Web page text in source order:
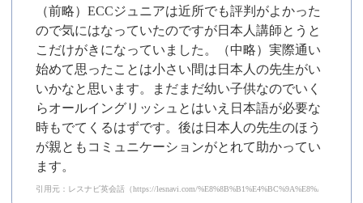
（前略）ECCジュニアは近所でも評判がよかった
ので気にはなっていたのですが日本人講師とうと
こだけがきになっていました。（中略）実際通い
始めて思ったことは小さい間は日本人の先生がい
いかなと思います。まだまだ幼い子供なのでいく
らオールイングリッシュとはいえ日本語が必要な
時もでてくるはずです。後は日本人の先生のほう
が親ともコミュニケーションがとれて助かってい
ます。
引用元：レスナビ英会話（https://lesnavi.com/%E8%8B%B1%E4%BC%9A%E8%A9%B1/